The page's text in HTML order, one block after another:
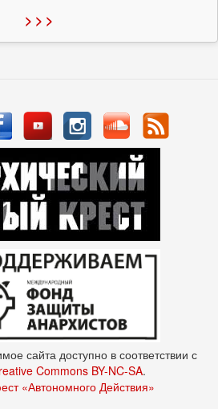
> > >
сайта доступно в соответствии с
Commons BY-NC-SA.
«Автономного Действия»